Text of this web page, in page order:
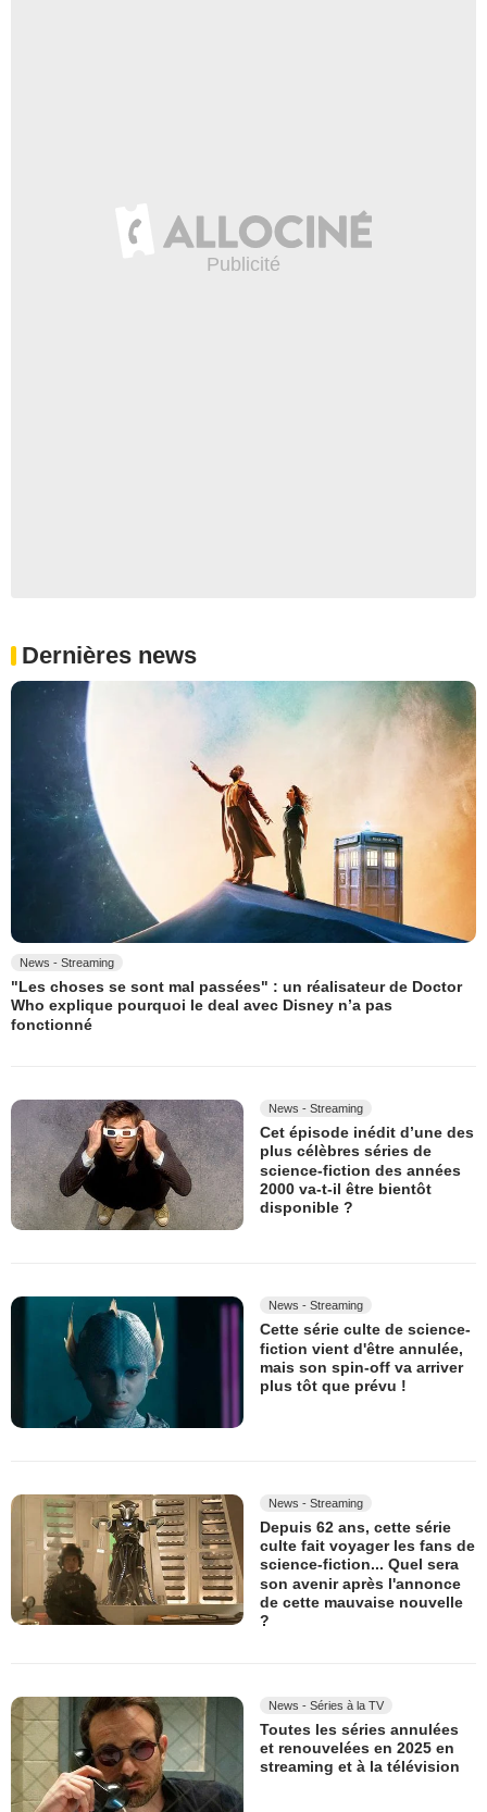
Dernières news
News - Streaming
"Les choses se sont mal passées" : un réalisateur de Doctor
Who explique pourquoi le deal avec Disney n’a pas
fonctionné
News - Streaming
Cet épisode inédit d’une des
plus célèbres séries de
science-fiction des années
2000 va-t-il être bientôt
disponible ?
News - Streaming
Cette série culte de science-
fiction vient d'être annulée,
mais son spin-off va arriver
plus tôt que prévu !
News - Streaming
Depuis 62 ans, cette série
culte fait voyager les fans de
science-fiction... Quel sera
son avenir après l'annonce
de cette mauvaise nouvelle
?
News - Séries à la TV
Toutes les séries annulées
et renouvelées en 2025 en
streaming et à la télévision